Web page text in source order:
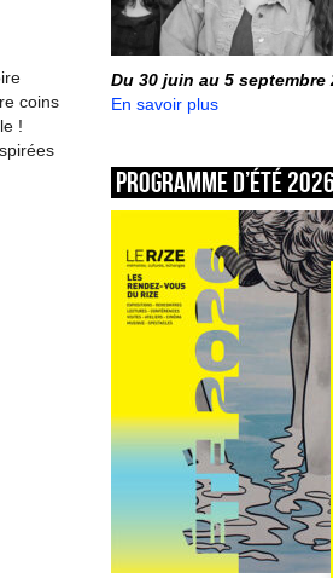
coins
!
Du 30 juin au 5 septembre
En savoir plus
Programme d’été 2026